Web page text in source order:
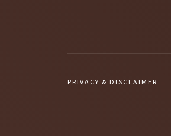
PRIVACY & DISCLAIMER